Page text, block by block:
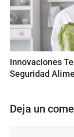
Innovaciones
Seguridad
Deja un